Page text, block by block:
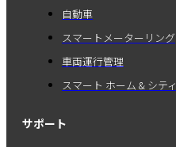
自動車
スマートメーターリング
車両運行管理
スマート ホーム & シティ
サポート